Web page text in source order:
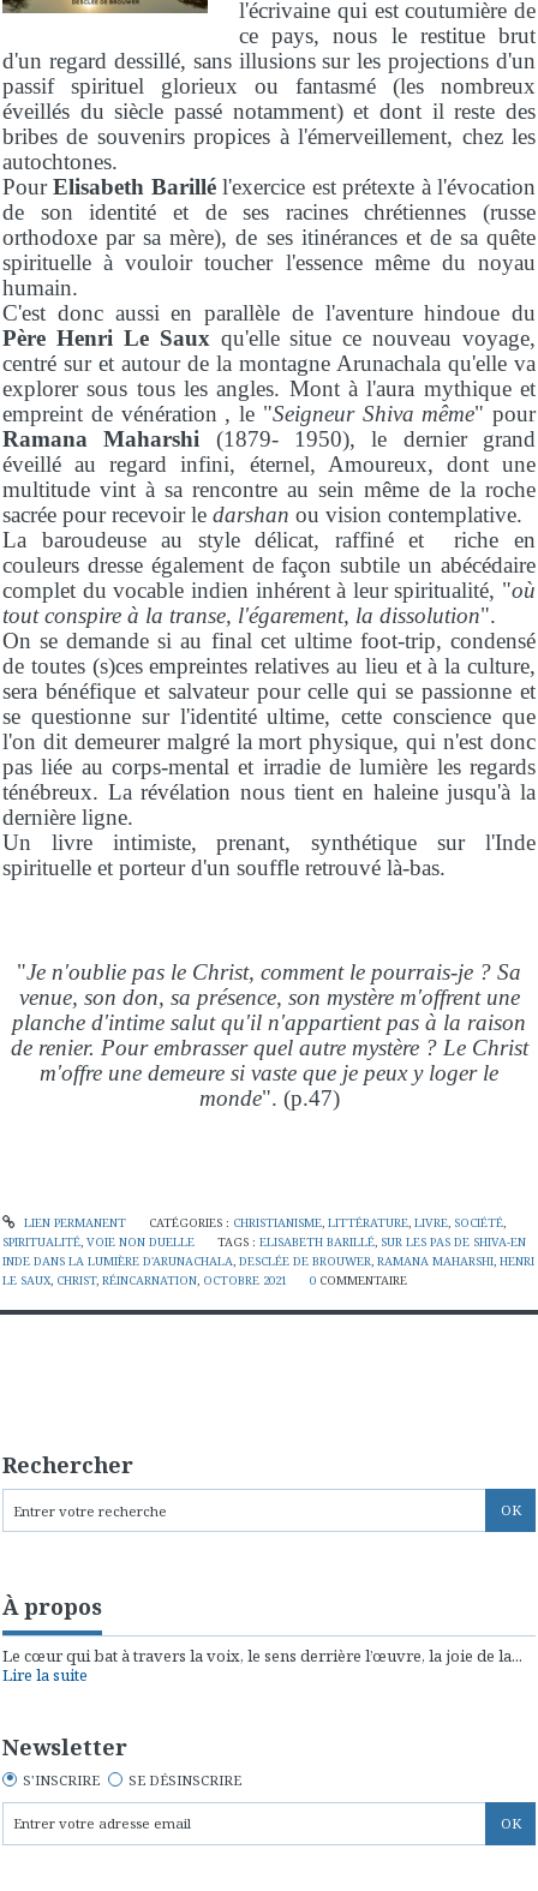
l'écrivaine qui est coutumière de
ce pays, nous le restitue brut
d'un regard dessillé, sans illusions sur les projections d'un
passif spirituel glorieux ou fantasmé (les nombreux
éveillés du siècle passé notamment) et dont il reste des
bribes de souvenirs propices à l'émerveillement, chez les
autochtones.
PourElisabeth Barillél'exercice est prétexte à l'évocation
de son identité et de ses racines chrétiennes (russe
orthodoxe par sa mère), de ses itinérances et de sa quête
spirituelle à vouloir toucher l'essence même du noyau
humain.
C'est donc aussi en parallèle de l'aventure hindoue du
Père Henri Le Saux qu'elle situe ce nouveau voyage,
centré sur et autour de la montagne Arunachala qu'elle va
explorer sous tous les angles. Mont à l'aura mythique et
empreint de vénération , le "Seigneur Shiva même" pour
Ramana Maharshi (1879- 1950), le dernier grand
éveillé au regard infini, éternel, Amoureux, dont une
multitude vint à sa rencontre au sein même de la roche
sacrée pour recevoir le darshan ou vision contemplative.
La baroudeuse au style délicat, raffiné et riche en
couleurs dresse également de façon subtile un abécédaire
complet du vocable indien inhérent à leur spiritualité, "où
tout conspire à la transe, l'égarement, la dissolution".
On se demande si au final cet ultime foot-trip, condensé
de toutes (s)ces empreintes relatives au lieu et à la culture,
sera bénéfique et salvateur pour celle qui se passionne et
se questionne sur l'identité ultime, cette conscience que
l'on dit demeurer malgré la mort physique, qui n'est donc
pas liée au corps-mental et irradie de lumière les regards
ténébreux. La révélation nous tient en haleine jusqu'à la
dernière ligne.
Un livre intimiste, prenant, synthétique sur l'Inde
spirituelle et porteur d'un souffle retrouvé là-bas.
"Je n'oublie pas le Christ, comment le pourrais-je ? Sa
venue, son don, sa présence, son mystère m'offrent une
planche d'intime salut qu'il n'appartient pas à la raison
de renier. Pour embrasser quel autre mystère ? Le Christ
m'offre une demeure si vaste que je peux y loger le
monde". (p.47)
LIEN PERMANENT CATÉGORIES : CHRISTIANISME, LITTÉRATURE, LIVRE, SOCIÉTÉ,
SPIRITUALITÉ, VOIE NON DUELLE TAGS :ELISABETH BARILLÉ, SUR LES PAS DE SHIVA-EN
INDE DANS LA LUMIÈRE D'ARUNACHALA, DESCLÉE DE BROUWER, RAMANA MAHARSHI, HENRI
LE SAUX, CHRIST, RÉINCARNATION, OCTOBRE 2021 0 COMMENTAIRE
Rechercher
À propos
Le cœur qui bat à travers la voix, le sens derrière l’œuvre, la joie de la...
Lire la suite
Newsletter
S'INSCRIRE SE DÉSINSCRIRE